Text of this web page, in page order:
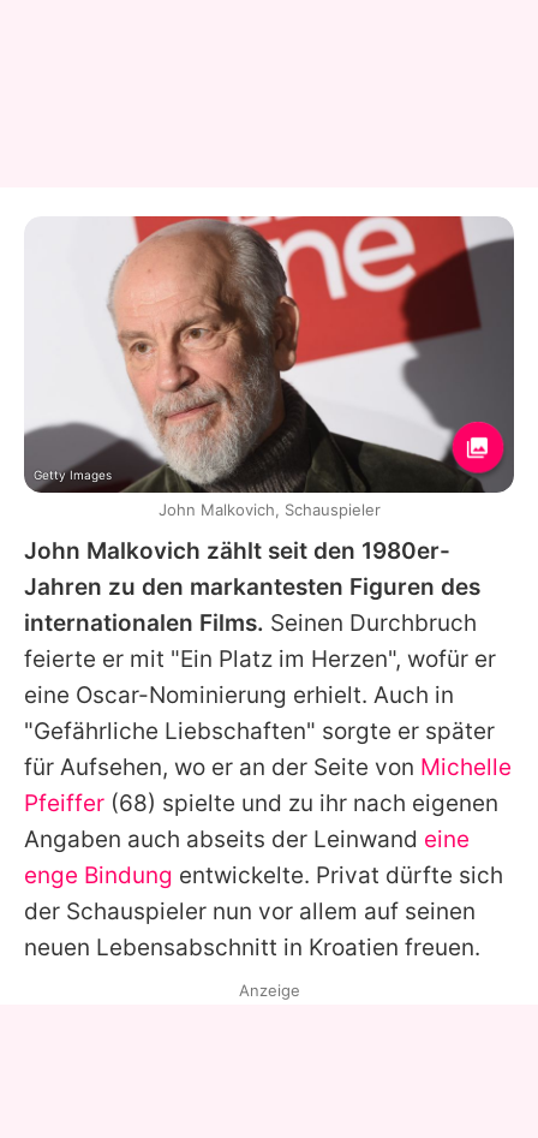
John Malkovich zählt seit den 1980er-
Jahren zu den markantesten Figuren des
internationalen Films. Seinen Durchbruch
feierte er mit "Ein Platz im Herzen", wofür er
eine Oscar-Nominierung erhielt. Auch in
"Gefährliche Liebschaften" sorgte er später
für Aufsehen, wo er an der Seite von Michelle
Pfeiffer (68) spielte und zu ihr nach eigenen
Angaben auch abseits der Leinwand eine
enge Bindung entwickelte. Privat dürfte sich
der Schauspieler nun vor allem auf seinen
neuen Lebensabschnitt in Kroatien freuen.
Getty Images
John Malkovich, Schauspieler
Anzeige